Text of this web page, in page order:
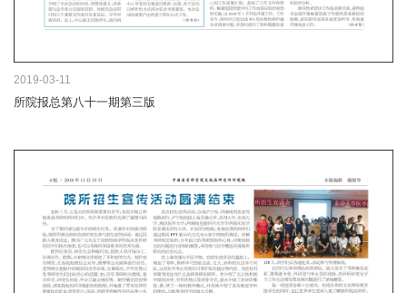
2019-03-11
所院报总第八十一期第三版